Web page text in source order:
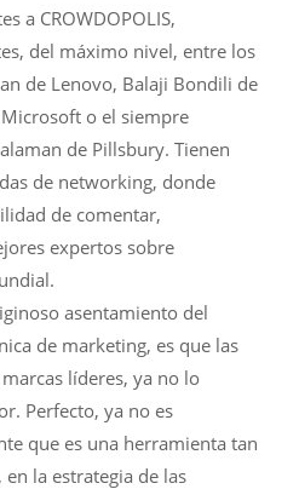
a CROWDOPOLIS,
del máximo nivel, entre los
de Lenovo, Balaji Bondili de
o el siempre
de Pillsbury. Tienen
de networking, donde
de comentar,
expertos sobre
asentamiento del
de marketing, es que las
líderes, ya no lo
Perfecto, ya no es
que es una herramienta tan
la estrategia de las